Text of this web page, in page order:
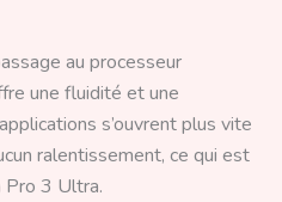
au processeur
une fluidité et une
s’ouvrent plus vite
ralentissement, ce qui est
Pro 3 Ultra.